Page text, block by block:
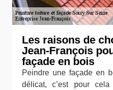
Les raisons de
Jean-François
façade en bois
Peindre une façade en
délicat, c’est pour